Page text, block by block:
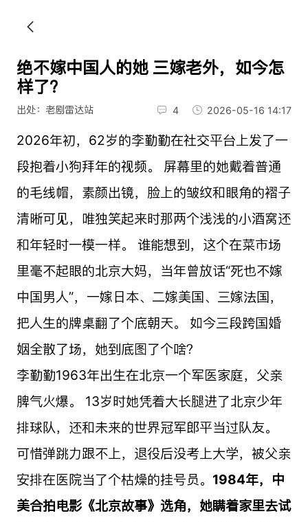
绝不嫁中国人的她 三嫁老外，如今怎
样了？
出处：老剧雷达站 4 2026-05-16 14:17
2026年初，62岁的李勤勤在社交平台上发了一
段抱着小狗拜年的视频。 屏幕里的她戴着普通
的毛线帽，素颜出镜，脸上的皱纹和眼角的褶子
清晰可见，唯独笑起来时那两个浅浅的小酒窝还
和年轻时一模一样。 谁能想到，这个在菜市场
里毫不起眼的北京大妈，当年曾放话“死也不嫁
中国男人”，一嫁日本、二嫁美国、三嫁法国，
把人生的牌桌翻了个底朝天。 如今三段跨国婚
姻全散了场，她到底图了个啥？
李勤勤1963年出生在北京一个军医家庭，父亲
脾气火爆。 13岁时她凭着大长腿进了北京少年
排球队，还和未来的世界冠军郎平当过队友。
可惜弹跳力跟不上，退役后没考上大学，被父亲
安排在医院当了个枯燥的挂号员。 1984年，中
美合拍电影《北京故事》选角，她瞒着家里去试